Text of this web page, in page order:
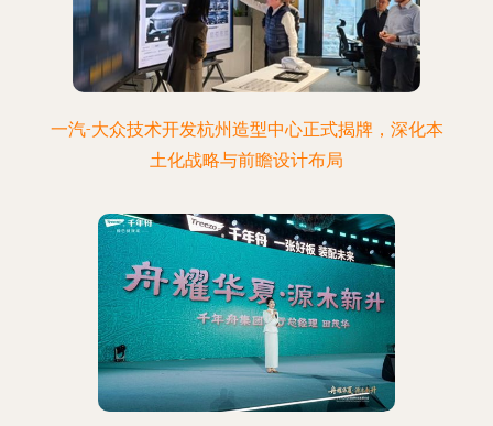
一汽-大众技术开发杭州造型中心正式揭牌，深化本
土化战略与前瞻设计布局